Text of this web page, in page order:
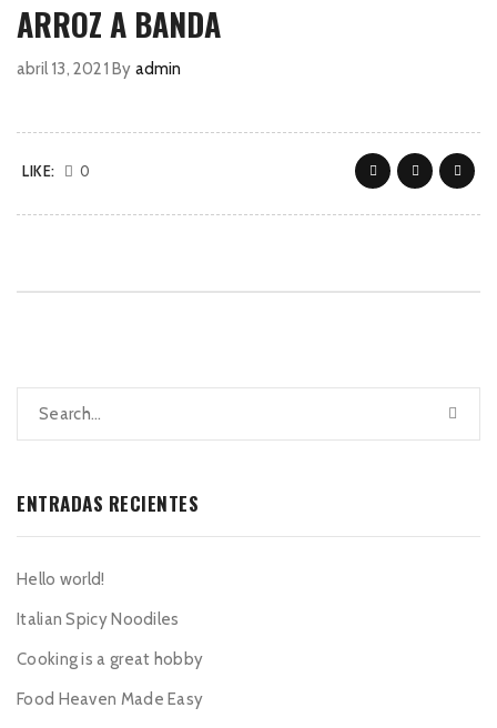
ARROZ A BANDA
abril 13, 2021 By admin
LIKE: 0
ENTRADAS RECIENTES
Hello world!
Italian Spicy Noodiles
Cooking is a great hobby
Food Heaven Made Easy